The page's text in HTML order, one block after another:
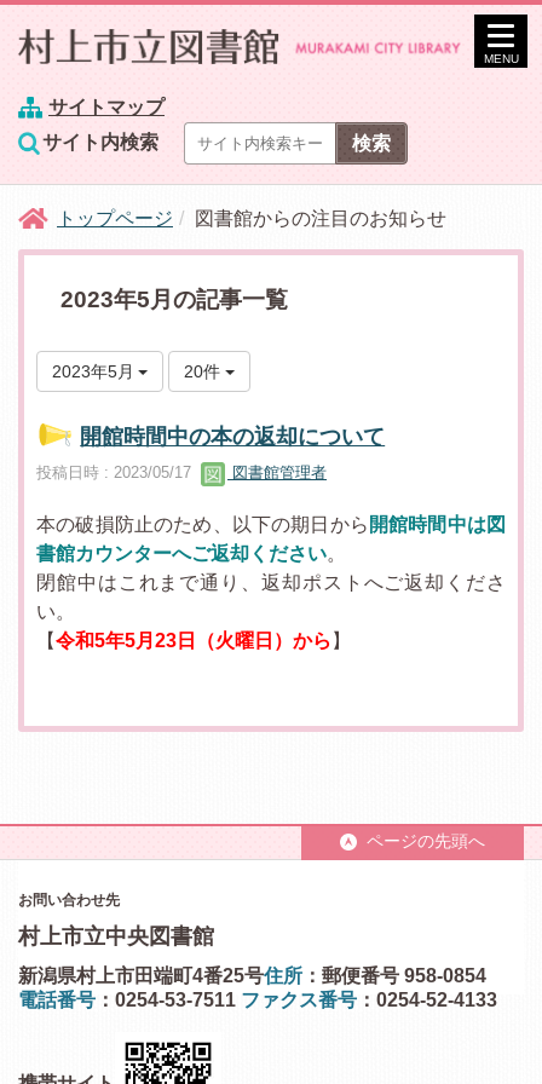
サイトマップ
サイト内検索
MENU
トップページ 図書館からの注目のお知らせ
2023年5月の記事一覧
2023年5月 20件
開館時間中の本の返却について
投稿日時 : 2023/05/17 図書館管理者
本の破損防止のため、以下の期日から 開館時間中は図
書館カウンターへご返却ください。
閉館中はこれまで通り、返却ポストへご返却くださ
い。
【令和5年5月23日（火曜日）から 】
ページの先頭へ
お問い合わせ先
村上市立中央図書館
住所 ：郵便番号 958-0854
新潟県村上市田端町4番25号
電話番号 ：0254-53-7511 ファクス番号 ：0254-52-4133